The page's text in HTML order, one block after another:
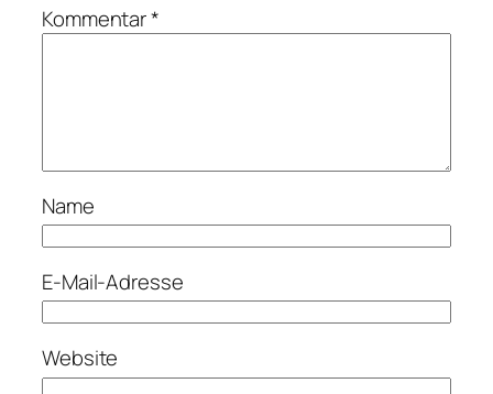
Kommentar*
Name
E-Mail-Adresse
Website